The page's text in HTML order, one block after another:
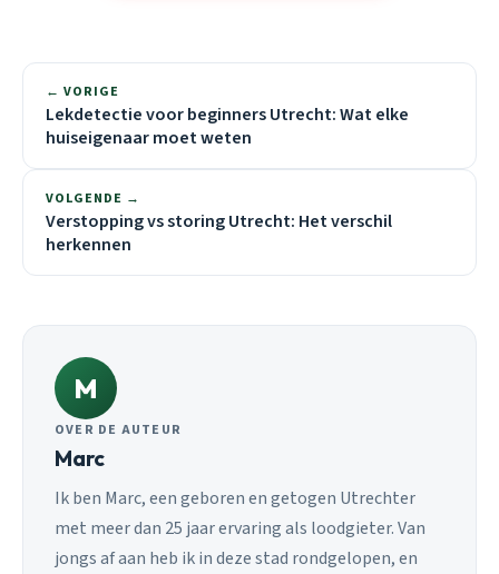
← VORIGE
Lekdetectie voor beginners Utrecht: Wat elke
huiseigenaar moet weten
VOLGENDE →
Verstopping vs storing Utrecht: Het verschil
herkennen
M
OVER DE AUTEUR
Marc
Ik ben Marc, een geboren en getogen Utrechter
met meer dan 25 jaar ervaring als loodgieter. Van
jongs af aan heb ik in deze stad rondgelopen, en